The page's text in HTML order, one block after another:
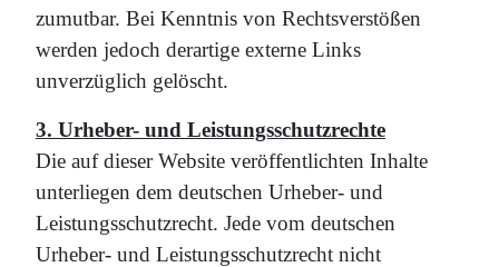
zumutbar. Bei Kenntnis von Rechtsverstößen
werden jedoch derartige externe Links
unverzüglich gelöscht.
3. Urheber- und Leistungsschutzrechte
Die auf dieser Website veröffentlichten Inhalte
unterliegen dem deutschen Urheber- und
Leistungsschutzrecht. Jede vom deutschen
Urheber- und Leistungsschutzrecht nicht